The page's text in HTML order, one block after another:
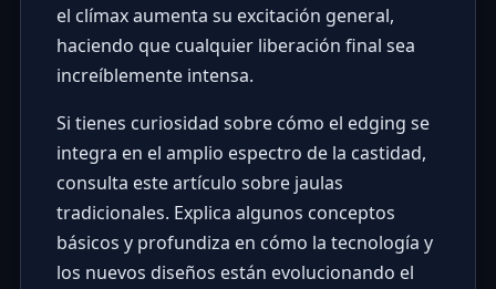
el clímax aumenta su excitación general,
haciendo que cualquier liberación final sea
increíblemente intensa.
Si tienes curiosidad sobre cómo el edging se
integra en el amplio espectro de la castidad,
consulta este artículo sobre jaulas
tradicionales. Explica algunos conceptos
básicos y profundiza en cómo la tecnología y
los nuevos diseños están evolucionando el